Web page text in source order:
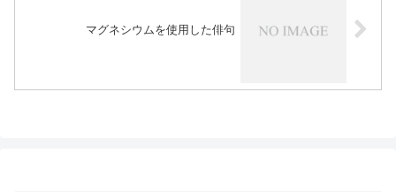
マグネシウムを使用した俳句